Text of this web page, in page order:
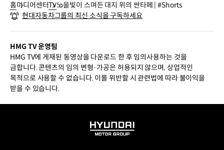
홈미디어센터TV노을빛이 스며든 대지 위의 싼타페 | #Shorts
현대자동차그룹의 최신 소식을 구독하세요
HMG TV 운영팀
HMG TV에 게재된 동영상을 다운로드 한 후 임의사용하는 것을
금합니다. 콘텐츠의 임의 변형·가공은 허용되지 않으며, 상업적인
목적으로 사용할 수 없습니다. 이를 위반할 시 관련법에 따라 불이익을
받을 수 있습니다.
HYUNDAI